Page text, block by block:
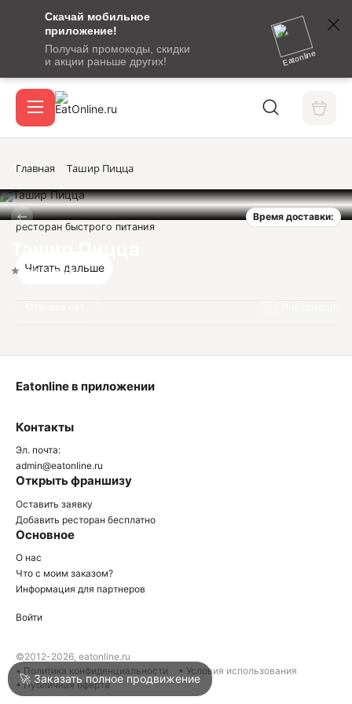
Скачай мобильное
приложение!
Получай промокоды, скидки
и акции раньше других!
Eatonline
сообщение
кодом
подтверждения
Вход / регистрация
Акции
Войти
Написать в техподдержку
Главная Ташир Пицца
Время доставки:
Нет оценок
ресторан быстрого питания
Читать дальше
Контакты
Эл. почта:
admin@eatonline.ru
Открыть франшизу
Оставить заявку
Добавить ресторан бесплатно
Основное
О нас
Что с моим заказом?
Информация для партнеров
Eatonline в приложении
Войти
©2012-2026, eatonline.ru
• Политика конфиденциальности
• Условия использования
• Публичная оферта
🚀 Заказать полное продвижение